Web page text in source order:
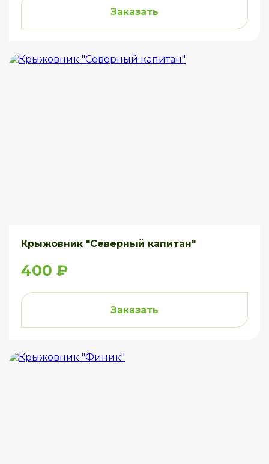
Заказать
Крыжовник "Северный капитан"
400 ₽
Заказать